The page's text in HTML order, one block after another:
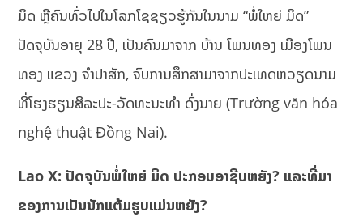
ມິດ ຫຼືຄົນທົ່ວໄປໃນໂລກໂຊຊຽວຮູ້ກັນໃນນາມ “ພໍ່ໃຫຍ່ ມິດ”
ປັດຈຸບັນອາຍຸ 28 ປີ, ເປັນຄົນມາຈາກ ບ້ານ ໂພນທອງ ເມືອງໂພນ
ທອງ ແຂວງ ຈໍາປາສັກ, ຈົບການສຶກສາມາຈາກປະເທດຫວຽດນາມ
ທີ່ໂຮງຮຽນສິລະປະ-ວັດທະນະທໍາ ດົ່ງນາຍ (Trường văn hóa
nghệ thuật Đồng Nai).
Lao X: ປັດຈຸບັນພໍ່ໃຫຍ່ ມິດ ປະກອບອາຊີບຫຍັງ? ແລະທີ່ມາ
ຂອງການເປັນນັກແຕ້ມຮູບແມ່ນຫຍັງ?